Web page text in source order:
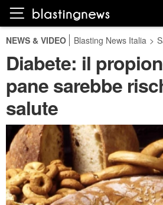
NEWS & VIDEO Blasting News Italia >
Diabete: il
pane sarebbe
salute